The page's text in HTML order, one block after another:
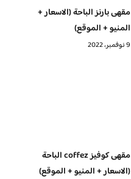
مقهى بارنز الباحة (الاسعار +
المنيو + الموقع)
9 نوفمبر، 2022
مقهى كوفيز coffez الباحة
(الاسعار + المنيو + الموقع)